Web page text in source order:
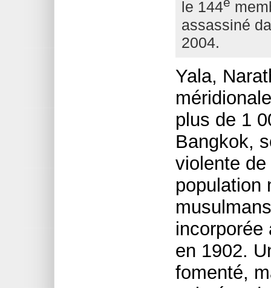
le 144
assassiné
2004.
Yala,
plus de 1
Bangkok,
violente
population
incorporée
en 1902.
fomenté,